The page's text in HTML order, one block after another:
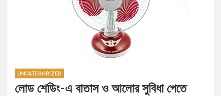
UNCATEGORIZED
লোড শেডিং-এ বাতাস ও আলোর সুবিধা পেতে